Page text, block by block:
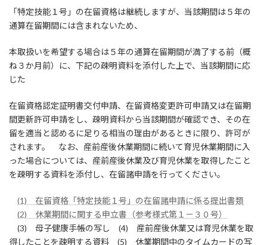
「特定技能１号」の在留資格は継続しますが、当該期間は５年の
通算在留期間には含まれないため、
本取扱いを希望する場合は５年の通算在留期間が満了する前（概
ね３か月前）に、下記の疎明資料を添付した上で、当該期間に応
じた
在留資格認定証明書交付申請、在留資格変更許可申請又は在留期
間更新許可申請をし、疎明資料から当該期間が確認でき、その在
留を適当と認めるに足りる相当の理由があるときに限り、許可が
されます。 なお、産前産後休業期間に続いて育児休業期間に入
った場合については、産前産後休業及び育児休業を取得したこと
を疎明する資料を添付し、在留諸申請を行ってください。
(1) 在留資格「特定技能１号」の在留諸申請に係る提出書類
(2) 休業期間に関する申立書（参考様式第１－３０号）
(3) 母子健康手帳の写し (4) 産前産後休業又は育児休業を取
得したことを疎明する資料 (5) 休業期間中のタイムカードの写